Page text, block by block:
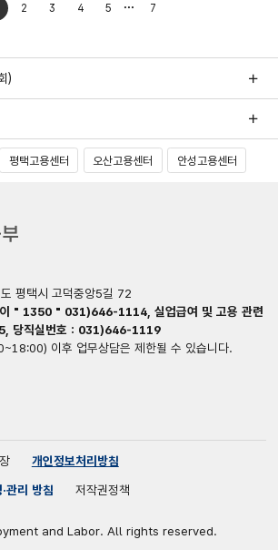
으로
2 3 4 5
마지막으로
7
)
평택고용센터 오산고용센터 안성고용센터
평택시 고덕중앙5길 72
이 " 1350 " 031)646-1114, 실업급여 및 고용 관련
당직실번호 : 031)646-1119
이후 업무상담은 제한될 수 있습니다.
개인정보처리방침
관리 방침
저작권정책
and Labor. All rights reserved.